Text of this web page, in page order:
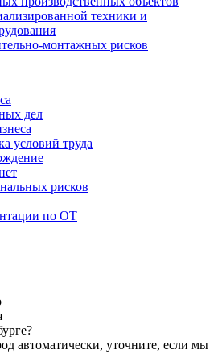
техники и
монтажных рисков
дел
условий труда
рисков
по ОТ
?
автоматически, уточните, если мы